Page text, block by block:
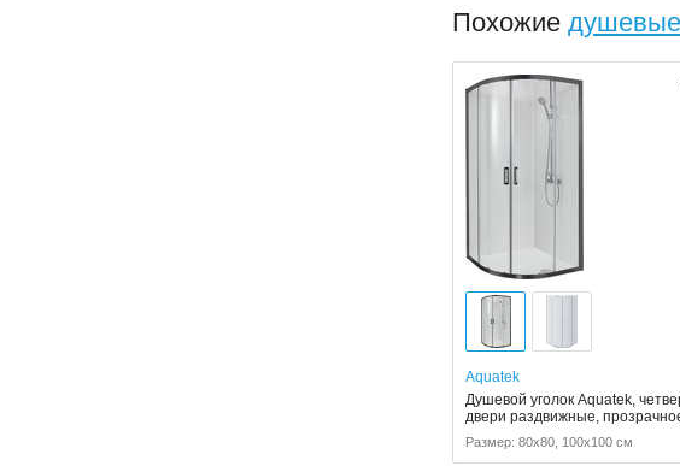
Похожие душевые
Aquatek
Душевой уголок Aquatek,
двери раздвижные,
Размер: 80x80, 100x100 см